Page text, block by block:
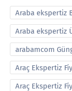
Araba ekspertiz
Araba ekspertiz
arabamcom
Araç Ekspertiz
Araç Ekspertiz